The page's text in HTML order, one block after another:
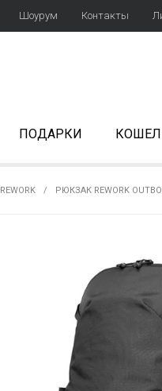
Шоурум Контакты
ПОДАРКИ
REWORK РЮКЗАК REWORK